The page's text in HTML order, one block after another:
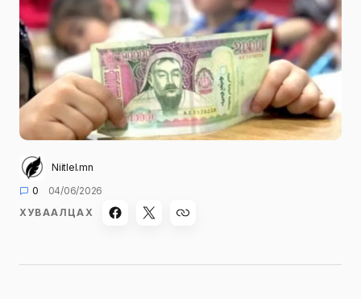
Niitlel.mn
0
04/06/2026
ХУВААЛЦАХ